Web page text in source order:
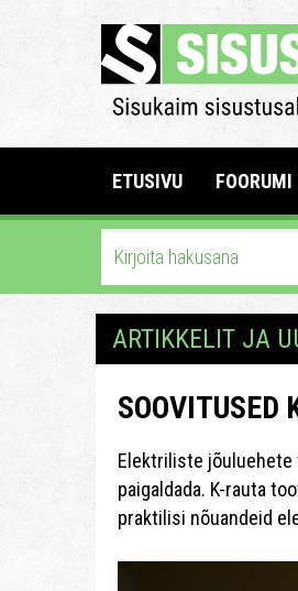
ETUSIVU FOORUMI
ARTIKKELIT JA
SOOVITUSED
Elektriliste jõuluehete
paigaldada. K-rauta
praktilisi nõuandeid